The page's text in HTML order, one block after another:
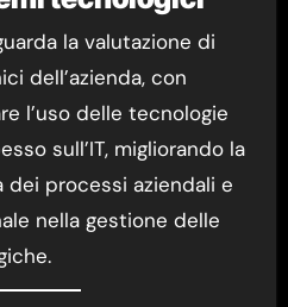
la valutazione di
dell’azienda, con
l’uso delle tecnologie
sull’IT, migliorando la
dei processi aziendali e
nella gestione delle